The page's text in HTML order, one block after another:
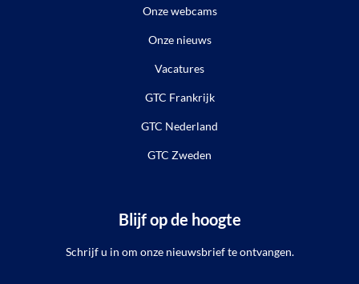
Onze webcams
Onze nieuws
Vacatures
GTC Frankrijk
GTC Nederland
GTC Zweden
Blijf op de hoogte
Schrijf u in om onze nieuwsbrief te ontvangen.